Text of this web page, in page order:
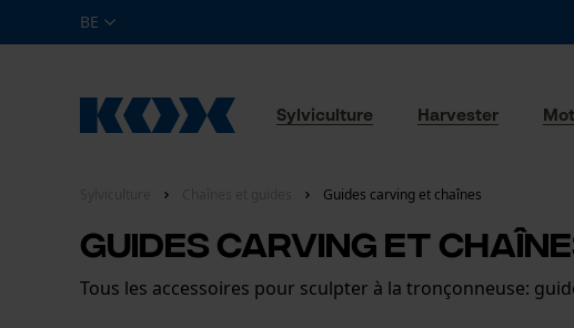
BE
Sylviculture Harvester
Guides carving et chaînes
Guides carving et
Tous les accessoires pour sculpter à la tronçonneuse: